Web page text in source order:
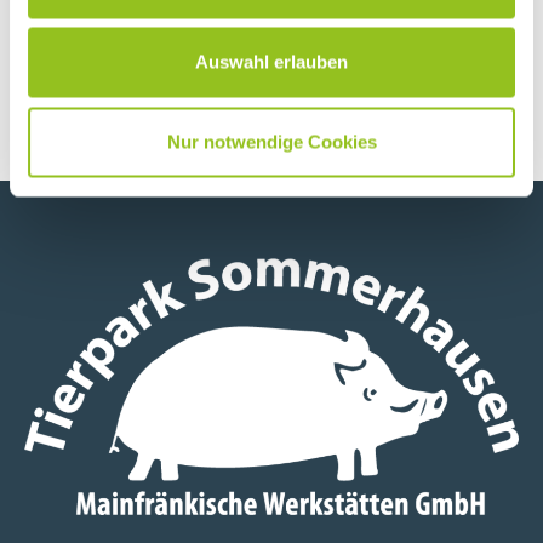
Auswahl erlauben
Nur notwendige Cookies